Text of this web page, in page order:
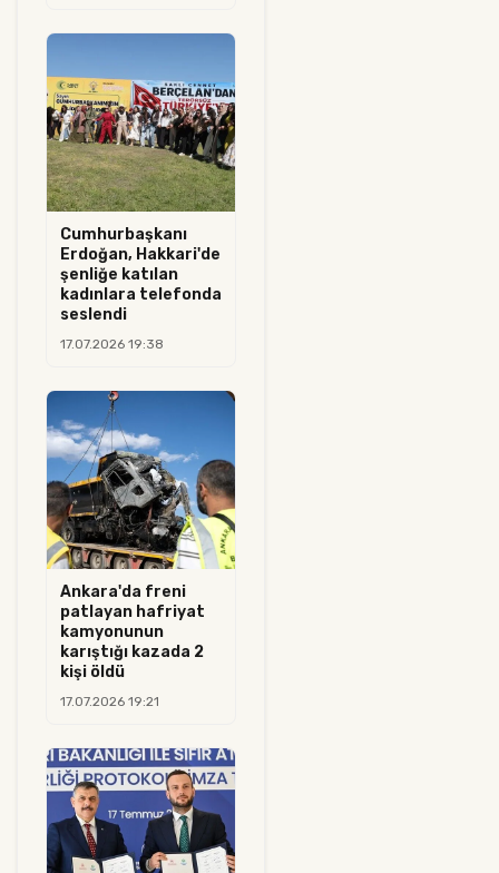
Cumhurbaşkanı
Erdoğan, Hakkari'de
şenliğe katılan
kadınlara telefonda
seslendi
17.07.2026 19:38
Ankara'da freni
patlayan hafriyat
kamyonunun
karıştığı kazada 2
kişi öldü
17.07.2026 19:21